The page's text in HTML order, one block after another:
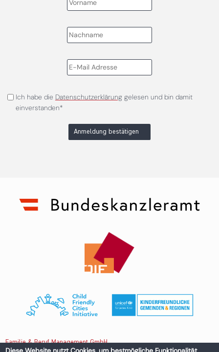
Ich habe die Datenschutzerklärunggelesen und bin damit
einverstanden*
Anmeldung bestätigen
Familie & Beruf Management GmbH